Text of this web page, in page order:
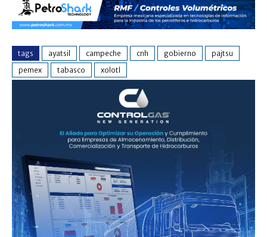
tags ayatsil campeche cnh gobierno
pajtsu
pemex
tabasco xolotl